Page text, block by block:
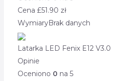
Cena £51.90 zł
WymiaryBrak danych
Latarka LED Fenix E12 V3.0
Opinie
Oceniono 0 na 5